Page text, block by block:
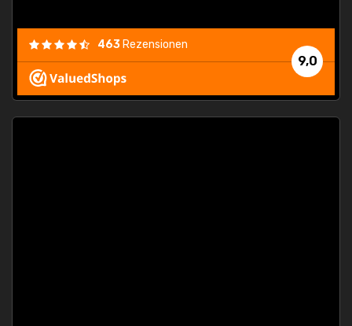
9,0
463 Rezensionen